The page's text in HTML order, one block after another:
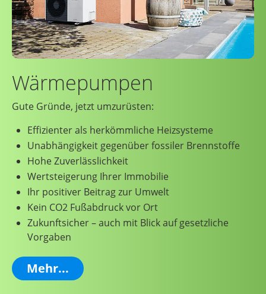
Wärmepumpen
Gute Gründe, jetzt umzurüsten:
Effizienter als herkömmliche Heizsysteme
Unabhängigkeit gegenüber fossiler Brennstoffe
Hohe Zuverlässlichkeit
Wertsteigerung Ihrer Immobilie
Ihr positiver Beitrag zur Umwelt
Kein CO2 Fußabdruck vor Ort
Zukunftsicher – auch mit Blick auf gesetzliche
Vorgaben
Mehr...